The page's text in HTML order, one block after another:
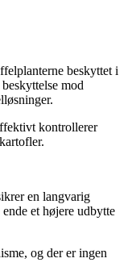
beskyttet i
mod
kontrollerer
en langvarig
et højere udbytte
og der er ingen